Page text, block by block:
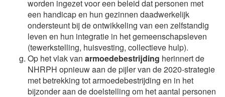
worden ingezet voor een beleid dat personen met
een handicap en hun gezinnen daadwerkelijk
ondersteunt bij de ontwikkeling van een zelfstandig
leven en hun integratie in het gemeenschapsleven
(tewerkstelling, huisvesting, collectieve hulp).
Op het vlak van armoedebestrijding herinnert de
NHRPH opnieuw aan de pijler van de 2020-strategie
met betrekking tot armoedebestrijding en in het
bijzonder aan de doelstelling om het aantal personen